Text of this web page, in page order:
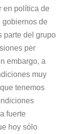
en política de
gobiernos de
parte del grupo
per
embargo, a
muy
tenemos
fuerte
hoy sólo